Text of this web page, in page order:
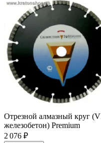
Отрезной алмазный круг
железобетон) Premium
2 076 ₽